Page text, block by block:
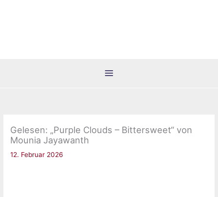
Gelesen: „Purple Clouds – Bittersweet“ von
Mounia Jayawanth
12. Februar 2026